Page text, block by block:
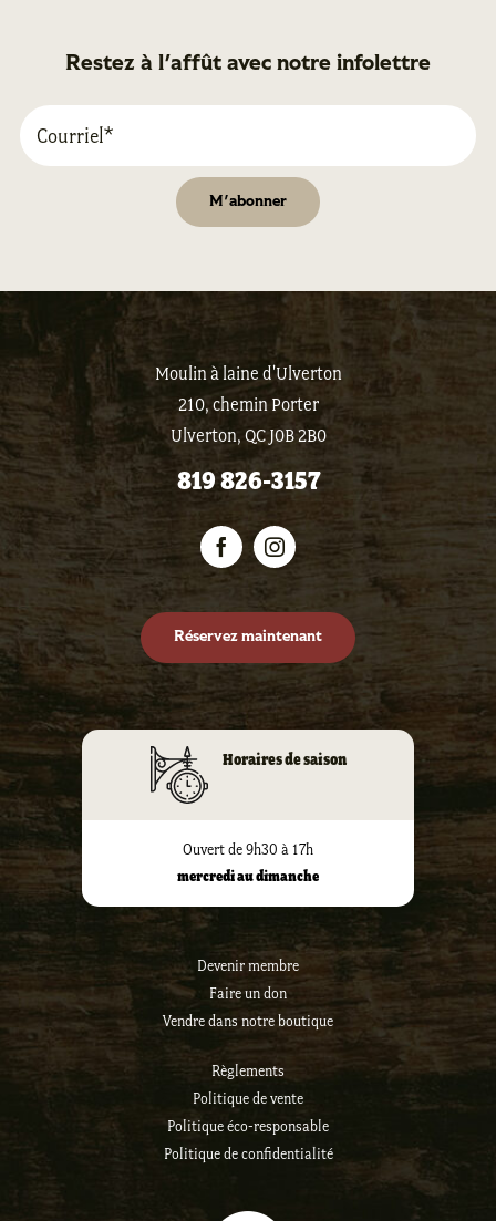
Restez à l'affût avec notre infolettre
Moulin à laine d'Ulverton
210, chemin Porter
Ulverton, QC J0B 2B0
819 826-3157
Horaires de saison
Ouvert de 9h30 à 17h
mercredi au dimanche
Devenir membre
Faire un don
Vendre dans notre boutique
Règlements
Politique de vente
Politique éco-responsable
Politique de confidentialité
Réservez maintenant